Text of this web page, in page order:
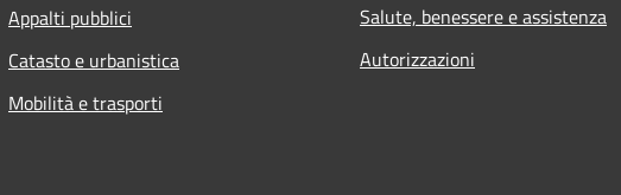
Appalti pubblici
Catasto e urbanistica
Mobilità e trasporti
Salute, benessere e assistenza
Autorizzazioni